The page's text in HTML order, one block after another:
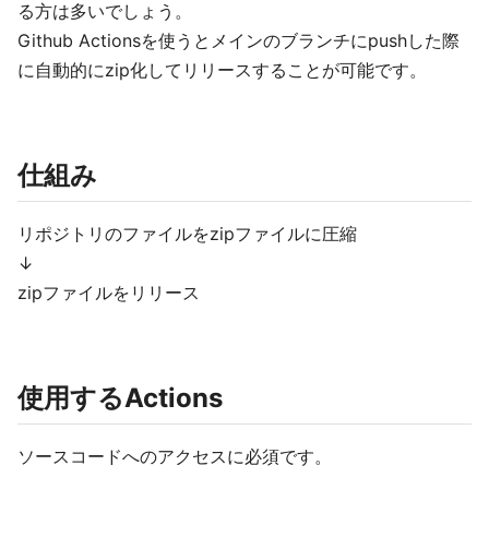
る方は多いでしょう。
Github Actionsを使うとメインのブランチにpushした際
に自動的にzip化してリリースすることが可能です。
仕組み
リポジトリのファイルをzipファイルに圧縮
↓
zipファイルをリリース
使用するActions
ソースコードへのアクセスに必須です。